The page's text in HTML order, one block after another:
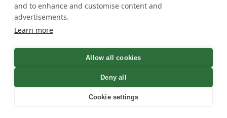
and to enhance and customise content and
advertisements.
Learn more
Allow all cookies
Deny all
Cookie settings
719 opzeggingen afgelopen 30 dagen - 3.666.347
opzeggingen in totaal
GreenOnline BV Gebruiksvoorwaarden